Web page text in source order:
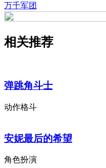
万千军团
相关推荐
弹跳角斗士
动作格斗
安妮最后的希望
角色扮演